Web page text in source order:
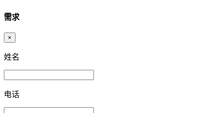
需求
×
姓名
电话